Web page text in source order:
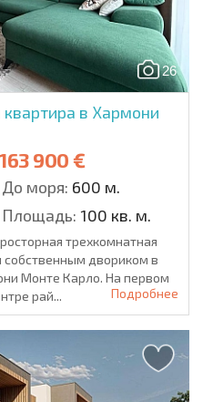
26
квартира в Хармони
163 900 €
До моря: 600 м.
Площадь: 100 кв. м.
трехкомнатная
собственным двориком в
Монте Карло. На первом
рай...
Подробнее